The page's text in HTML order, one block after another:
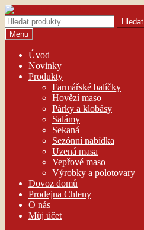
Přeskočit
na
navigaci
Přejít
k
obsahu
webu
Hledat:
Hledat
Menu
Úvod
Novinky
Produkty
Farmářské balíčky
Hovězí maso
Párky a klobásy
Salámy
Sekaná
Sezónní nabídka
Uzená masa
Vepřové maso
Výrobky a polotovary
Dovoz domů
Prodejna Chleny
O nás
Můj účet